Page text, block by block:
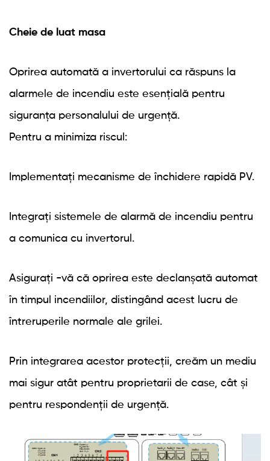
Cheie de luat masa
Oprirea automată a invertorului ca răspuns la
alarmele de incendiu este esențială pentru
siguranța personalului de urgență.
Pentru a minimiza riscul:
Implementați mecanisme de închidere rapidă PV.
Integrați sistemele de alarmă de incendiu pentru
a comunica cu invertorul.
Asigurați -vă că oprirea este declanșată automat
în timpul incendiilor, distingând acest lucru de
întreruperile normale ale grilei.
Prin integrarea acestor protecții, creăm un mediu
mai sigur atât pentru proprietarii de case, cât și
pentru respondenții de urgență.